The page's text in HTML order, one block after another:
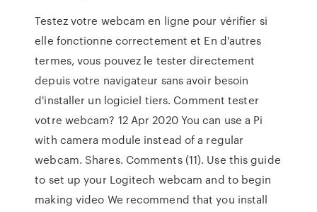
Testez votre webcam en ligne pour vérifier si
elle fonctionne correctement et En d'autres
termes, vous pouvez le tester directement
depuis votre navigateur sans avoir besoin
d'installer un logiciel tiers. Comment tester
votre webcam? 12 Apr 2020 You can use a Pi
with camera module instead of a regular
webcam. Shares. Comments (11). Use this guide
to set up your Logitech webcam and to begin
making video We recommend that you install